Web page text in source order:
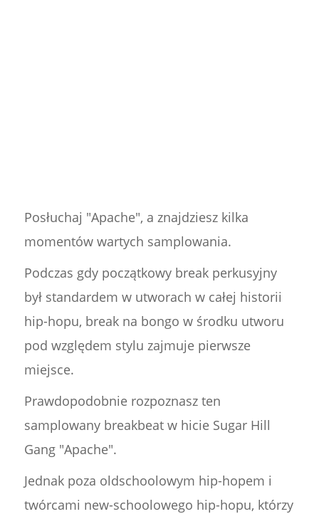
Posłuchaj "Apache", a znajdziesz kilka
momentów wartych samplowania.
Podczas gdy początkowy break perkusyjny
był standardem w utworach w całej historii
hip-hopu, break na bongo w środku utworu
pod względem stylu zajmuje pierwsze
miejsce.
Prawdopodobnie rozpoznasz ten
samplowany breakbeat w hicie Sugar Hill
Gang "Apache".
Jednak poza oldschoolowym hip-hopem i
twórcami new-schoolowego hip-hopu, którzy